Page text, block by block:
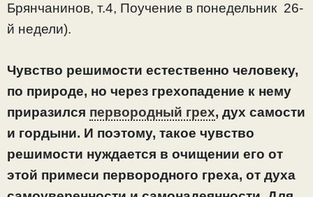
Брянчанинов, т.4, Поучение в понедельник 26-
й недели).
Чувство решимости естественно человеку,
по природе, но через грехопадение к нему
приразился первородный грех, дух самости
и гордыни. И поэтому, такое чувство
решимости нуждается в очищении его от
этой примеси первородного греха, от духа